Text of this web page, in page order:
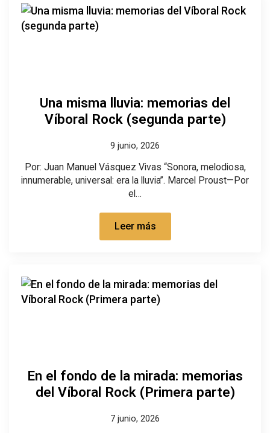
Una misma lluvia: memorias del
Víboral Rock (segunda parte)
9 junio, 2026
Por: Juan Manuel Vásquez Vivas “Sonora, melodiosa,
innumerable, universal: era la lluvia”. Marcel Proust—Por
el…
Leer más
En el fondo de la mirada: memorias
del Víboral Rock (Primera parte)
7 junio, 2026